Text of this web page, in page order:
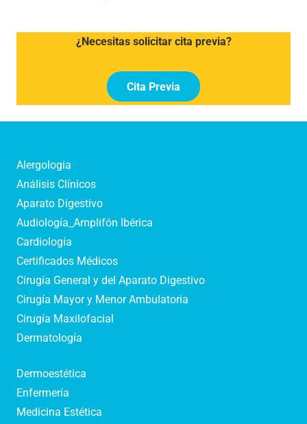
¿Necesitas solicitar cita previa?
Cita Previa
Alergologia
Análisis Clínicos
Aparato Digestivo
Audiología_Amplifón Ibérica
Cardiología
Certificados Médicos
Cirugía General y del Aparato Digestivo
Cirugía Mayor y Menor Ambulatoria
Cirugía Maxilofacial
Dermatología
Dermoestética
Enfermería
Medicina Estética